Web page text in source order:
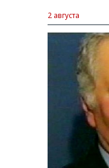
2 августа